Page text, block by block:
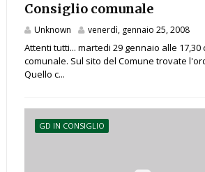
Consiglio comunale
Unknown venerdì, gennaio 25, 2008
Attenti tutti... martedi 29 gennaio alle 17,30
comunale. Sul sito del Comune trovate
Quello c...
GD IN CONSIGLIO